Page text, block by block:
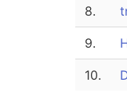
8.
9.
10.